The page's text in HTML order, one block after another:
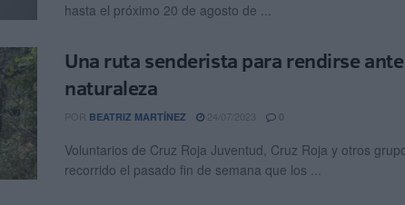
hasta el próximo 20 de agosto de ...
Una ruta senderista para rendirse
naturaleza
POR BEATRIZ MARTÍNEZ 24/07/2023 0
Voluntarios de Cruz Roja Juventud, Cruz Roja y otros
recorrido el pasado fin de semana que los ...